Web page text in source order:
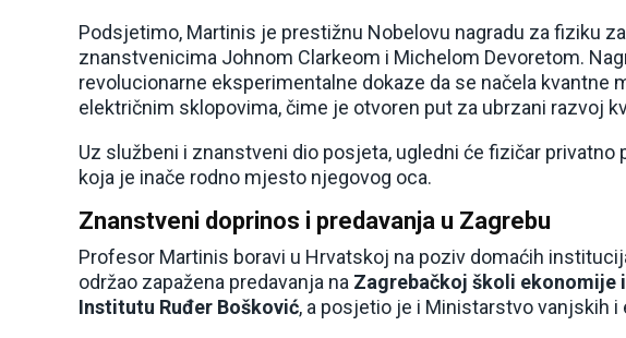
Podsjetimo, Martinis je prestižnu Nobelovu nagradu za fiziku
znanstvenicima Johnom Clarkeom i Michelom Devoretom.
revolucionarne eksperimentalne dokaze da se načela kvantne
električnim sklopovima, čime je otvoren put za ubrzani razvoj
Uz službeni i znanstveni dio posjeta, ugledni će fizičar privatno
koja je inače rodno mjesto njegovog oca.
Znanstveni doprinos i predavanja u Zagrebu
Profesor Martinis boravi u Hrvatskoj na poziv domaćih
održao zapažena predavanja na Zagrebačkoj školi ekonomije
Institutu Ruđer Bošković, a posjetio je i Ministarstvo vanjskih i